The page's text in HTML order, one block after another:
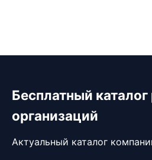
Бесплатный
организаций
Актуальный каталог